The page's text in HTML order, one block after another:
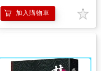
加入購物車